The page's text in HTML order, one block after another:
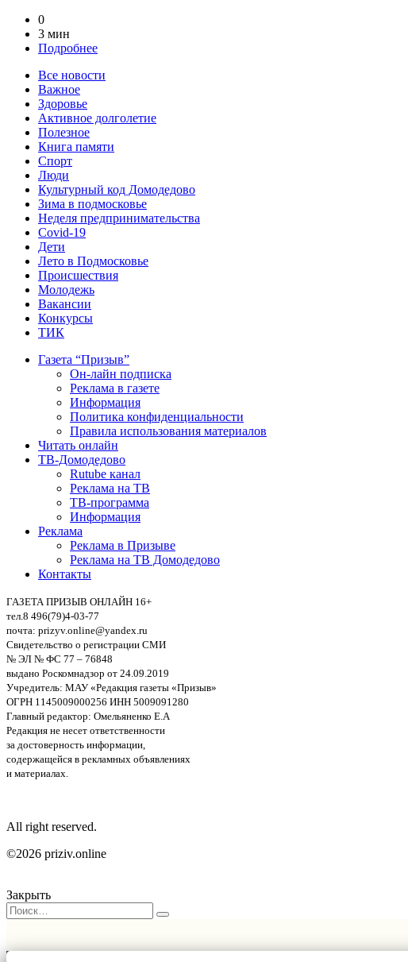
0
3 мин
Подробнее
Все новости
Важное
Здоровье
Активное долголетие
Полезное
Книга памяти
Спорт
Люди
Культурный код Домодедово
Зима в подмосковье
Неделя предпринимательства
Covid-19
Дети
Лето в Подмосковье
Происшествия
Молодежь
Вакансии
Конкурсы
ТИК
Газета “Призыв”
Он-лайн подписка
Реклама в газете
Информация
Политика конфиденциальности
Правила использования материалов
Читать онлайн
ТВ-Домодедово
Rutube канал
Реклама на ТВ
ТВ-программа
Информация
Реклама
Реклама в Призыве
Реклама на ТВ Домодедово
Контакты
ГАЗЕТА ПРИЗЫВ ОНЛАЙН 16+
тел.8 496(79)4-03-77
почта: prizyv.online@yandex.ru
Свидетельство о регистрации СМИ
№ ЭЛ № ФС 77 – 76848
выдано Роскомнадзор от 24.09.2019
Учредитель: МАУ «Редакция газеты «Призыв»
ОГРН 1145009000256 ИНН 5009091280
Главный редактор: Омельяненко Е.А
Редакция не несет ответственности
за достоверность информации,
содержащейся в рекламных объявлениях
и материалах.
All right reserved.
©2026 priziv.online
Закрыть